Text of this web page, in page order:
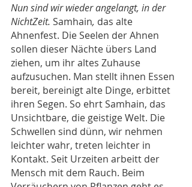
Nun sind wir wieder angelangt, in der
NichtZeit. Samhain, das alte
Ahnenfest. Die Seelen der Ahnen
sollen dieser Nächte übers Land
ziehen, um ihr altes Zuhause
aufzusuchen. Man stellt ihnen Essen
bereit, bereinigt alte Dinge, erbittet
ihren Segen. So ehrt Samhain, das
Unsichtbare, die geistige Welt. Die
Schwellen sind dünn, wir nehmen
leichter wahr, treten leichter in
Kontakt. Seit Urzeiten arbeitt der
Mensch mit dem Rauch. Beim